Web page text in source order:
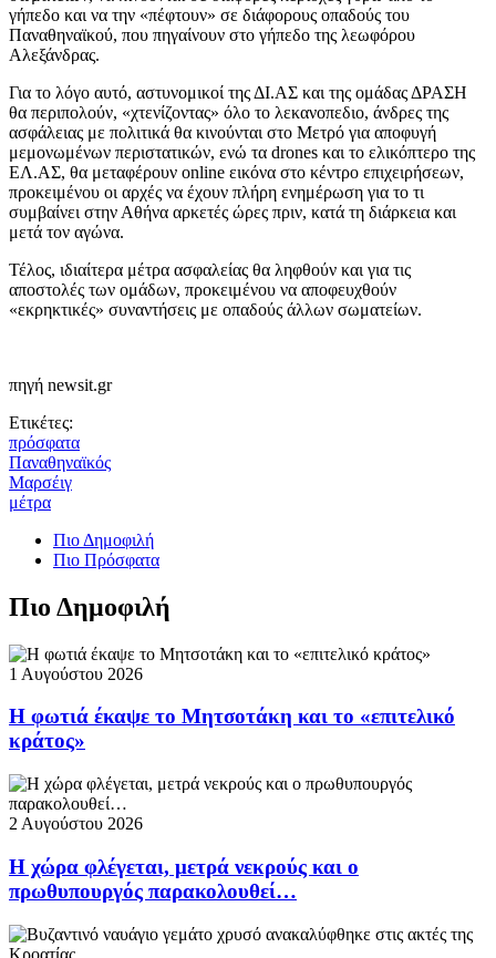
γήπεδο και να την «πέφτουν» σε διάφορους οπαδούς του
Παναθηναϊκού, που πηγαίνουν στο γήπεδο της λεωφόρου
Αλεξάνδρας.
Για το λόγο αυτό, αστυνομικοί της ΔΙ.ΑΣ και της ομάδας ΔΡΑΣΗ
θα περιπολούν, «χτενίζοντας» όλο το λεκανοπεδιο, άνδρες της
ασφάλειας με πολιτικά θα κινούνται στο Μετρό για αποφυγή
μεμονωμένων περιστατικών, ενώ τα drones και το ελικόπτερο της
ΕΛ.ΑΣ, θα μεταφέρουν online εικόνα στο κέντρο επιχειρήσεων,
προκειμένου οι αρχές να έχουν πλήρη ενημέρωση για το τι
συμβαίνει στην Αθήνα αρκετές ώρες πριν, κατά τη διάρκεια και
μετά τον αγώνα.
Τέλος, ιδιαίτερα μέτρα ασφαλείας θα ληφθούν και για τις
αποστολές των ομάδων, προκειμένου να αποφευχθούν
«εκρηκτικές» συναντήσεις με οπαδούς άλλων σωματείων.
πηγή newsit.gr
Ετικέτες:
πρόσφατα
Παναθηναϊκός
Μαρσέιγ
μέτρα
Πιο Δημοφιλή
Πιο Πρόσφατα
Πιο Δημοφιλή
1 Αυγούστου 2026
Η φωτιά έκαψε το Μητσοτάκη και το «επιτελικό
κράτος»
2 Αυγούστου 2026
Η χώρα φλέγεται, μετρά νεκρούς και ο
πρωθυπουργός παρακολουθεί…